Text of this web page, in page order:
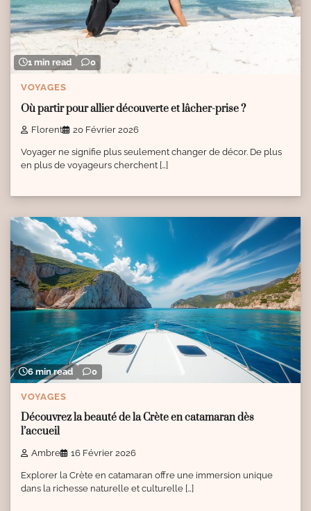
1 min read 0
VOYAGES
Où partir pour allier découverte et lâcher-prise ?
Florent 20 Février 2026
Voyager ne signifie plus seulement changer de décor. De plus
en plus de voyageurs cherchent […]
6 min read 0
VOYAGES
Découvrez la beauté de la Crète en catamaran dès
l’accueil
Ambre 16 Février 2026
Explorer la Crète en catamaran offre une immersion unique
dans la richesse naturelle et culturelle […]